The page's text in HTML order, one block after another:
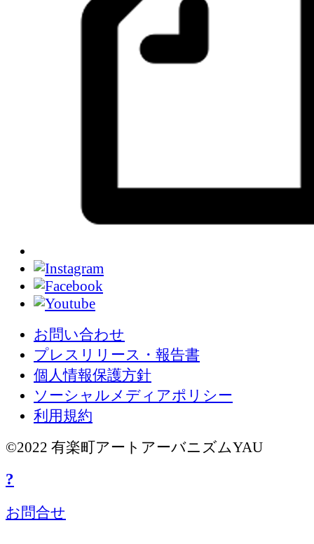
お問い合わせ
プレスリリース・報告書
個人情報保護方針
ソーシャルメディアポリシー
利用規約
©2022 有楽町アートアーバニズムYAU
?
お問合せ